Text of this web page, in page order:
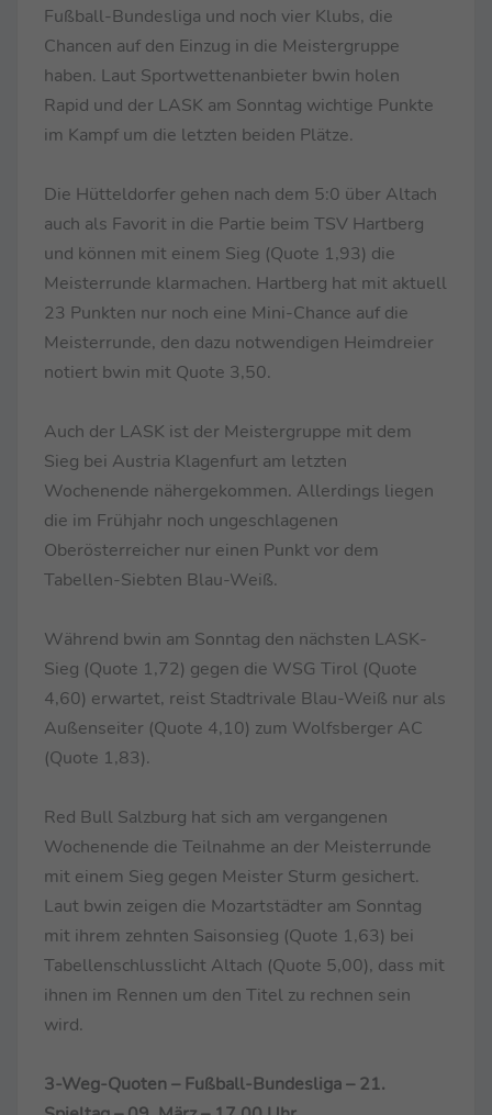
Fußball-Bundesliga und noch vier Klubs, die
Chancen auf den Einzug in die Meistergruppe
haben. Laut Sportwettenanbieter bwin holen
Rapid und der LASK am Sonntag wichtige Punkte
im Kampf um die letzten beiden Plätze.
Die Hütteldorfer gehen nach dem 5:0 über Altach
auch als Favorit in die Partie beim TSV Hartberg
und können mit einem Sieg (Quote 1,93) die
Meisterrunde klarmachen. Hartberg hat mit aktuell
23 Punkten nur noch eine Mini-Chance auf die
Meisterrunde, den dazu notwendigen Heimdreier
notiert bwin mit Quote 3,50.
Auch der LASK ist der Meistergruppe mit dem
Sieg bei Austria Klagenfurt am letzten
Wochenende nähergekommen. Allerdings liegen
die im Frühjahr noch ungeschlagenen
Oberösterreicher nur einen Punkt vor dem
Tabellen-Siebten Blau-Weiß.
Während bwin am Sonntag den nächsten LASK-
Sieg (Quote 1,72) gegen die WSG Tirol (Quote
4,60) erwartet, reist Stadtrivale Blau-Weiß nur als
Außenseiter (Quote 4,10) zum Wolfsberger AC
(Quote 1,83).
Red Bull Salzburg hat sich am vergangenen
Wochenende die Teilnahme an der Meisterrunde
mit einem Sieg gegen Meister Sturm gesichert.
Laut bwin zeigen die Mozartstädter am Sonntag
mit ihrem zehnten Saisonsieg (Quote 1,63) bei
Tabellenschlusslicht Altach (Quote 5,00), dass mit
ihnen im Rennen um den Titel zu rechnen sein
wird.
3-Weg-Quoten – Fußball-Bundesliga – 21.